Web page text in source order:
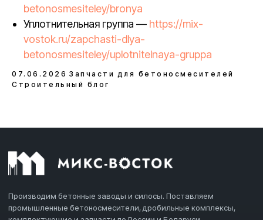
betonosmesiteley/bronya
Уплотнительная группа — https://mix-
vostok.ru/zapchasti-dlya-
betonosmesiteley/uplotnitelnaya-gruppa
07.06.2026 Запчасти для бетоносмесителей
Строительный блог
Производим бетонные заводы и силосы. Поставляем
промышленные бетоносмесители, дробильные комплексы,